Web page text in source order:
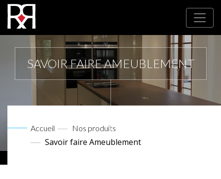
SAVOIR FAIRE AMEUBLEMENT
Accueil Nos produits
Savoir faire Ameublement